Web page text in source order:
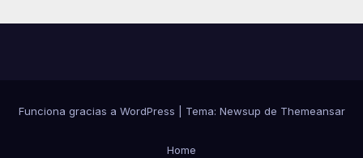
Funciona gracias a WordPress Tema: Newsup de Themeansar
Home